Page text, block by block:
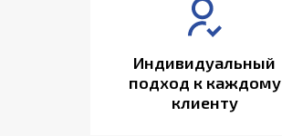
Индивидуальный
подход к каждому
клиенту